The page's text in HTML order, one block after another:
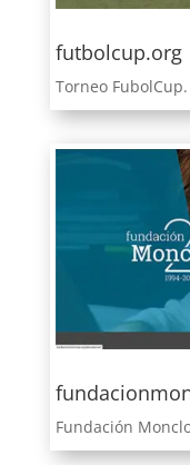
futbolcup.org
Torneo
Fundación